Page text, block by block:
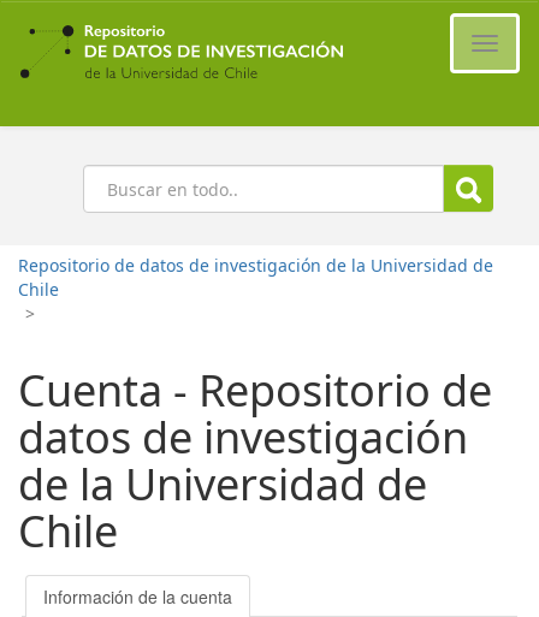
Ir
contenido
principal
Buscar
Repositorio de datos de investigación de la Universidad de
Chile
>
Cuenta - Repositorio de
datos de investigación
de la Universidad de
Chile
Información de la cuenta